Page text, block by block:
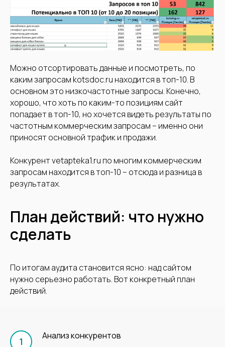
Можно отсортировать данные и посмотреть, по
каким запросам kotsdoc.ru находится в топ-10. В
основном это низкочастотные запросы. Конечно,
хорошо, что хоть по каким-то позициям сайт
попадает в топ-10, но хочется видеть результаты по
частотным коммерческим запросам – именно они
приносят основной трафик и продажи.
Конкурент vetapteka1.ru по многим коммерческим
запросам находится в топ-10 – отсюда и разница в
результатах.
План действий: что нужно
сделать
По итогам аудита становится ясно: над сайтом
нужно серьезно работать. Вот конкретный план
действий.
Анализ конкурентов
Обратившись к нам, вы получите
атмосферу комфортного
партнерства, которая позволит
вам сосредоточиться на своём
бизнесе.
Руководитель агентства
"ВетБрендинг"
Другие аудиты